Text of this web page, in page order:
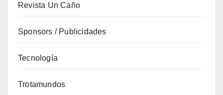
Revista Un Caño
Sponsors / Publicidades
Tecnología
Trotamundos